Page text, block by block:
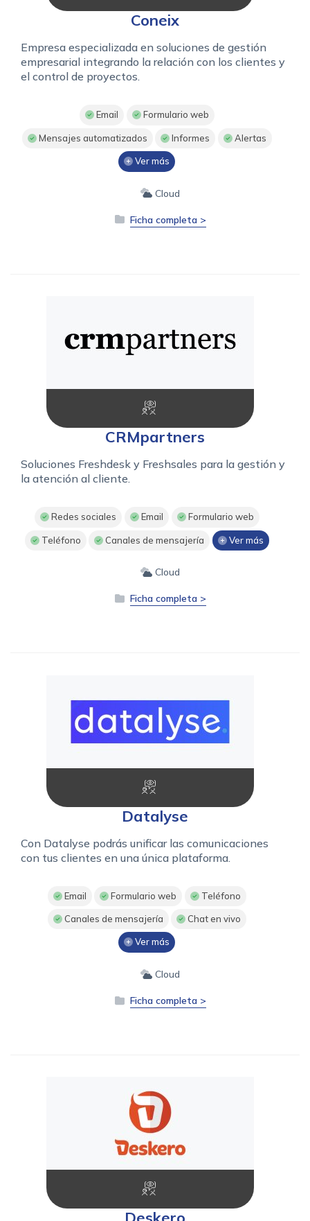
Coneix
Empresa especializada en soluciones de gestión
empresarial integrando la relación con los clientes y
el control de proyectos.
Email Formulario web
Mensajes automatizados Informes Alertas
Ver más
Cloud
Ficha completa >
CRMpartners
Soluciones Freshdesk y Freshsales para la gestión y
la atención al cliente.
Redes sociales Email Formulario web
Teléfono Canales de mensajería Ver más
Cloud
Ficha completa >
Datalyse
Con Datalyse podrás unificar las comunicaciones
con tus clientes en una única plataforma.
Email Formulario web Teléfono
Canales de mensajería Chat en vivo
Ver más
Cloud
Ficha completa >